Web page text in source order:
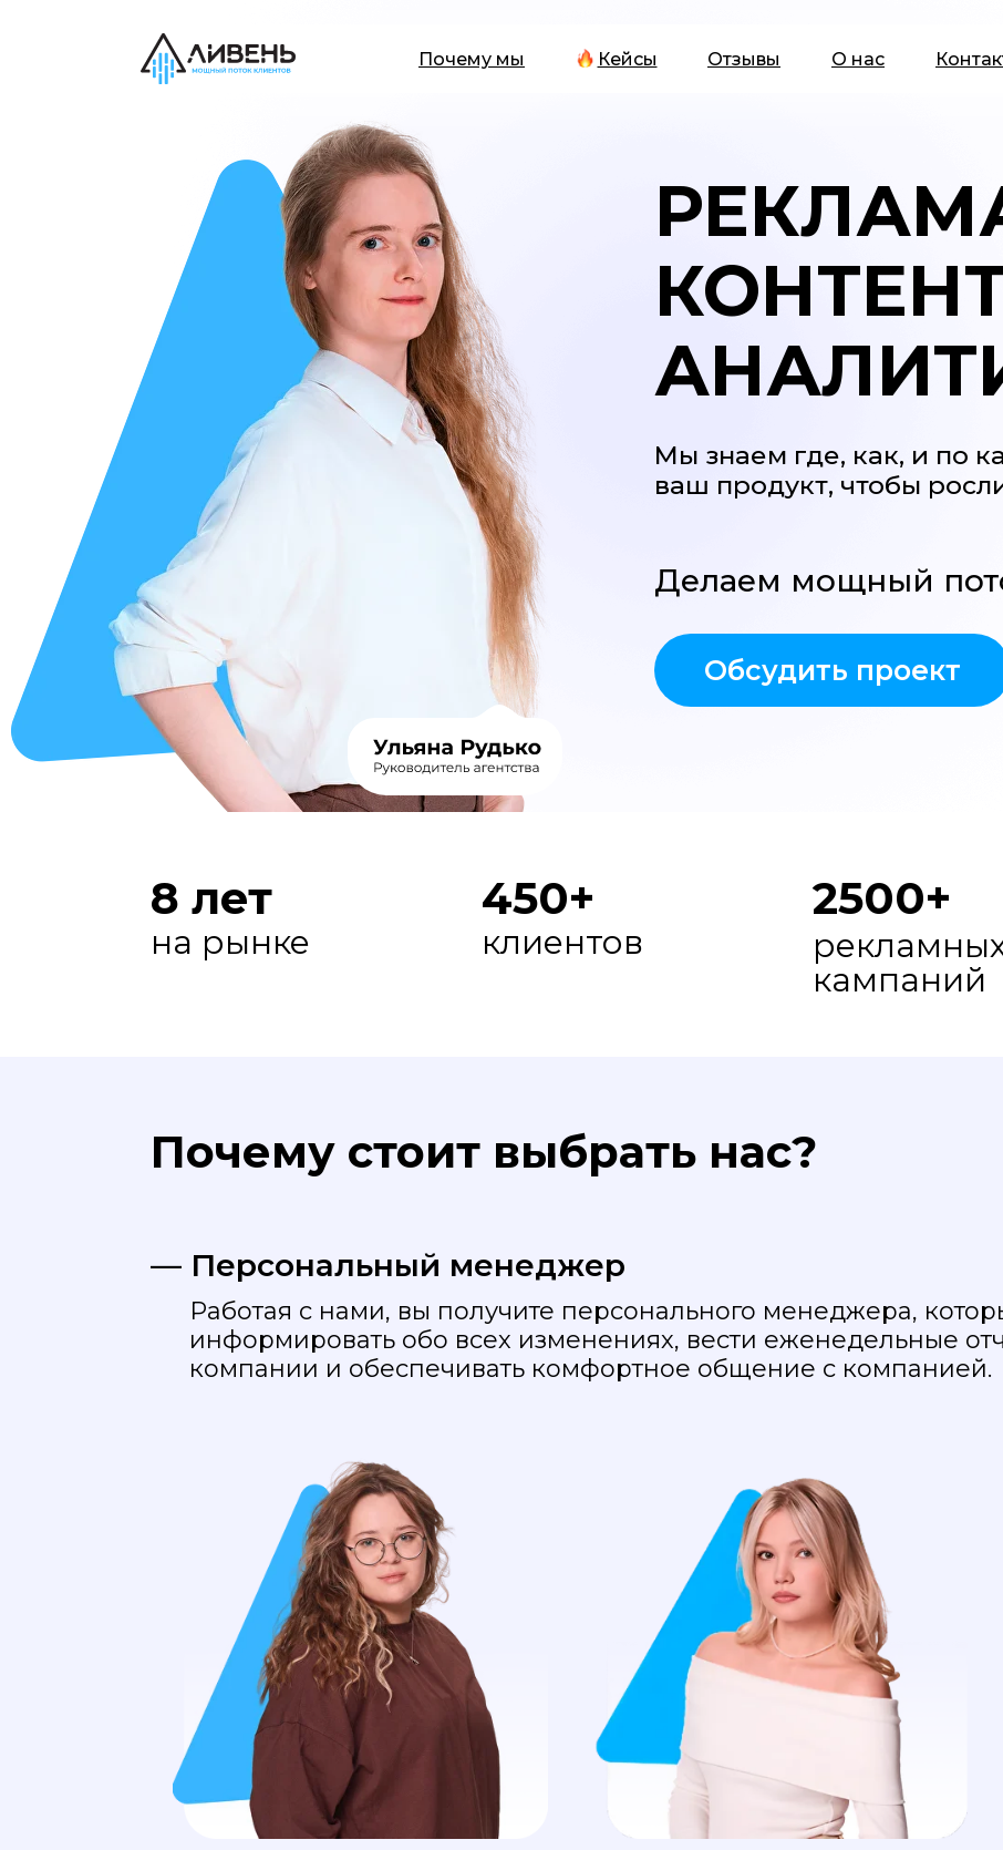
Почему мы Отзывы О нас
Кейсы
Мы знаем где, как, и по
ваш продукт, чтобы
Делаем мощный
Обсудить проект
на рынке
8 лет
клиентов
450+
кампаний
2500+
Почему стоит выбрать нас?
— Персональный менеджер
Работая с нами, вы получите персонального менеджера,
информировать обо всех изменениях, вести еженедельные
компании и обеспечивать комфортное общение с компанией.